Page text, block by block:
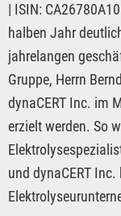
| ISIN:
halben Jahr
jahrelangen
Gruppe, Herrn
dynaCERT Inc. im
erzielt werden. So
und dynaCERT